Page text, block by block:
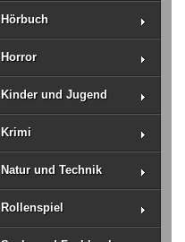
Hörbuch
Horror
Kinder und Jugend
Krimi
Natur und Technik
Rollenspiel